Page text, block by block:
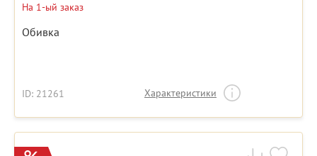
На 1-ый заказ
Обивка
ID: 21261 Характеристики